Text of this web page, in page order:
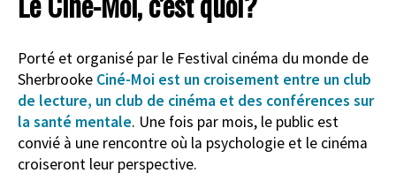
Porté et organisé par le Festival cinéma du monde de
Sherbrooke Ciné-Moi est un croisement entre un club
de lecture, un club de cinéma et des conférences sur
la santé mentale. Une fois par mois, le public est
convié à une rencontre où la psychologie et le cinéma
croiseront leur perspective.